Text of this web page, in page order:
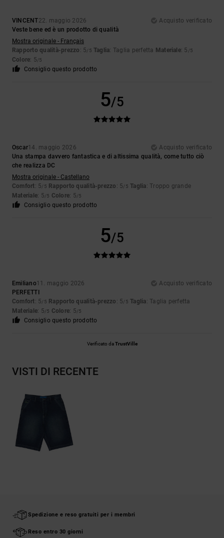
VINCENT22. maggio 2026
Acquisto verificato
Veste bene ed è un prodotto di qualità
Mostra originale - Français
Rapporto qualità-prezzo : 5/5 Taglia: Taglia perfetta Materiale: 5 /5
Colore: 5/5
Consiglio questo prodotto
5/5
Oscar14. maggio 2026
Acquisto verificato
Una stampa davvero fantastica e di altissima qualità, come tutto ciò
che realizza DC
Mostra originale - Castellano
Comfort: 5/5 Rapporto qualità-prezzo : 5/5 Taglia: Troppo grande
Materiale: 5/5 Colore: 5/5
Consiglio questo prodotto
5/5
Emiliano11. maggio 2026
Acquisto verificato
PERFETTI
Comfort: 5/5 Rapporto qualità-prezzo : 5/5 Taglia: Taglia perfetta
Materiale: 5/5 Colore: 5/5
Consiglio questo prodotto
Verificato daTrustVille
VISTI DI RECENTE
Spedizione e reso gratuiti per i membri
Reso entro 30 giorni